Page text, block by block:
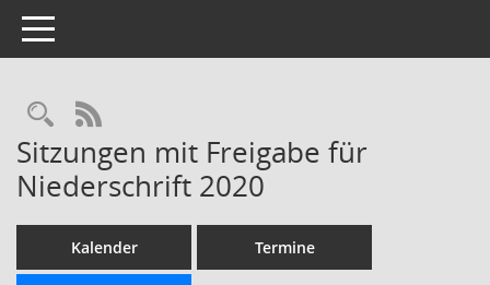
Toggle navigation
Rechercheauswahl
RSS-Feed
Sitzungen mit Freigabe für
Niederschrift 2020
Kalender Termine